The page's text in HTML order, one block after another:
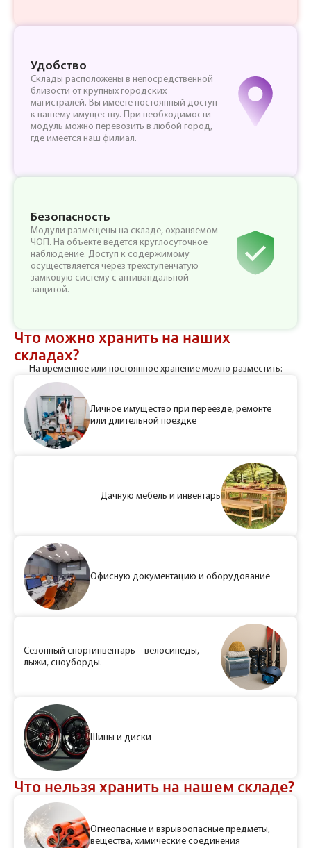
Удобство
Склады расположены в непосредственной
близости от крупных городских
магистралей. Вы имеете постоянный доступ
к вашему имуществу. При необходимости
модуль можно перевозить в любой город,
где имеется наш филиал.
Безопасность
Модули размещены на складе, охраняемом
ЧОП. На объекте ведется круглосуточное
наблюдение. Доступ к содержимому
осуществляется через трехступенчатую
замковую систему с антивандальной
защитой.
Что можно хранить на наших
складах?
На временное или постоянное хранение можно разместить:
Личное имущество при переезде, ремонте
или длительной поездке
Дачную мебель и инвентарь
Офисную документацию и оборудование
Сезонный спортинвентарь – велосипеды,
лыжи, сноуборды.
Шины и диски
Что нельзя хранить на нашем складе?
Огнеопасные и взрывоопасные предметы,
вещества, химические соединения